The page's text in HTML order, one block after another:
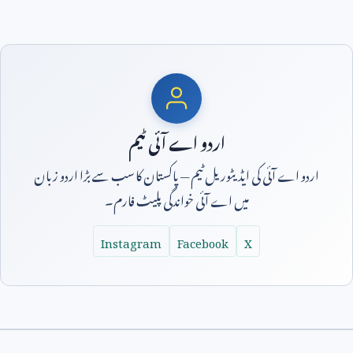
اردو اے آئی ٹیم
اردو اے آئی کی ایڈیٹوریل ٹیم — پاکستان کا سب سے بڑا اردو زبان
میں اے آئی خواندگی پلیٹ فارم۔
X
Facebook
Instagram